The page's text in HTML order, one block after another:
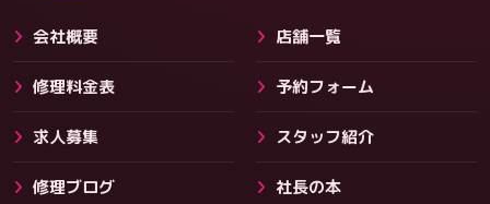
会社概要 店舗一覧
修理料金表 予約フォーム
求人募集 スタッフ紹介
修理ブログ 社長の本